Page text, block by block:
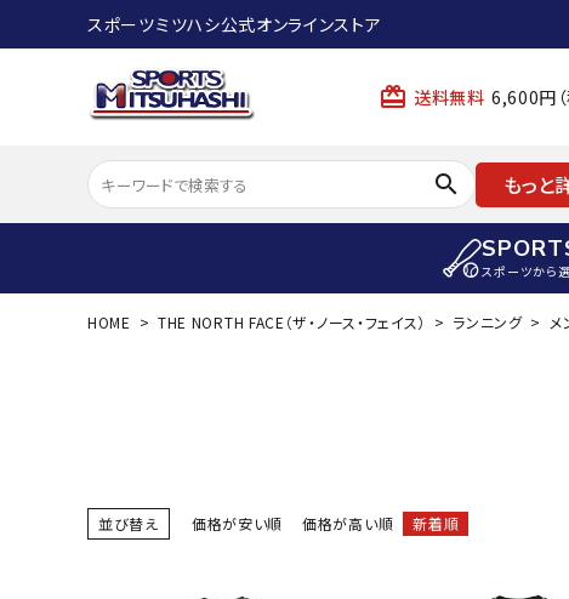
スポーツミツハシ公式オンラインストア
card_giftcard 送料無料 6,600円
search もっと
スポーツから
陸上競技用シ
ェア
陸上競技用ウ
ACCOUNT MENU
アイテムから選ぶ
HOME THE NORTH FACE（ザ・ノース・フェイス） ランニング メ
並び替え 価格が安い順 価格が高い順 新着順